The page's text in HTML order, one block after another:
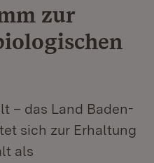
zur
– das Land Baden-
sich zur Erhaltung
als